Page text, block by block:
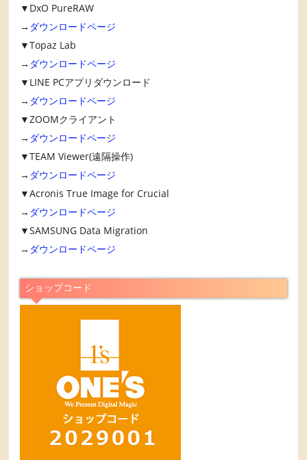
▼DxO PureRAW
→ ダウンロードページ
▼Topaz Lab
→ ダウンロードページ
▼LINE PCアプリダウンロード
→ ダウンロードページ
▼ZOOMクライアント
→ ダウンロードページ
▼TEAM Viewer(遠隔操作)
→ ダウンロードページ
▼Acronis True Image for Crucial
→ ダウンロードページ
▼SAMSUNG Data Migration
→ ダウンロードページ
ショップコード